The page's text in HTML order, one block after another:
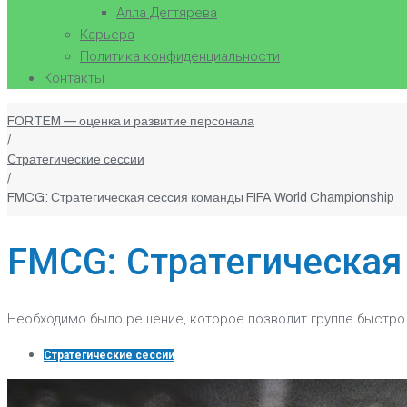
Алла Дегтярева
Карьера
Политика конфиденциальности
Контакты
FORTEM — оценка и развитие персонала
/
Стратегические сессии
/
FMCG: Стратегическая сессия команды FIFA World Championship
FMCG:
Необходимо было решение, которое позволит группе
Стратегические сессии